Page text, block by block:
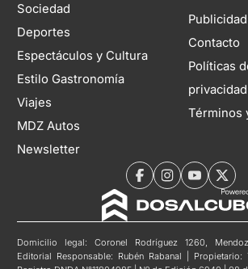
Sociedad
Deportes
Espectáculos y Cultura
Estilo Gastronomía
Viajes
MDZ Autos
Newsletter
Publicidad
Contacto
Políticas
privacidad
Términos
Domicilio legal: Coronel Rodríguez 1260,
Editorial Responsable: Rubén Rabanal | Propietario: